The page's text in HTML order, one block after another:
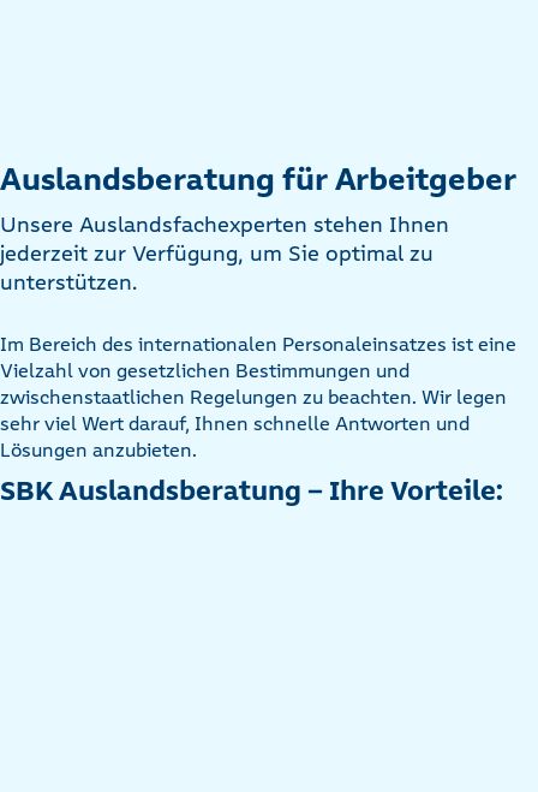
Auslandsberatung für Arbeitgeber
Unsere Auslandsfachexperten stehen Ihnen
jederzeit zur Verfügung, um Sie optimal zu
unterstützen.
Im Bereich des internationalen Personaleinsatzes ist eine
Vielzahl von gesetzlichen Bestimmungen und
zwischenstaatlichen Regelungen zu beachten. Wir legen
sehr viel Wert darauf, Ihnen schnelle Antworten und
Lösungen anzubieten.
SBK Auslandsberatung – Ihre Vorteile: